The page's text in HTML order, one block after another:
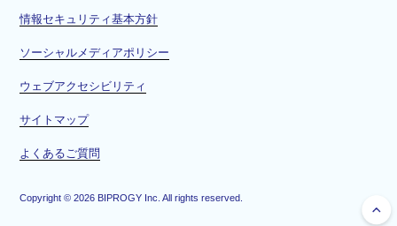
で
く
情報セキュリティ基本方針
ソーシャルメディアポリシー
ウェブアクセシビリティ
サイトマップ
よくあるご質問
Copyright ©2026 BIPROGY Inc. All rights reserved.